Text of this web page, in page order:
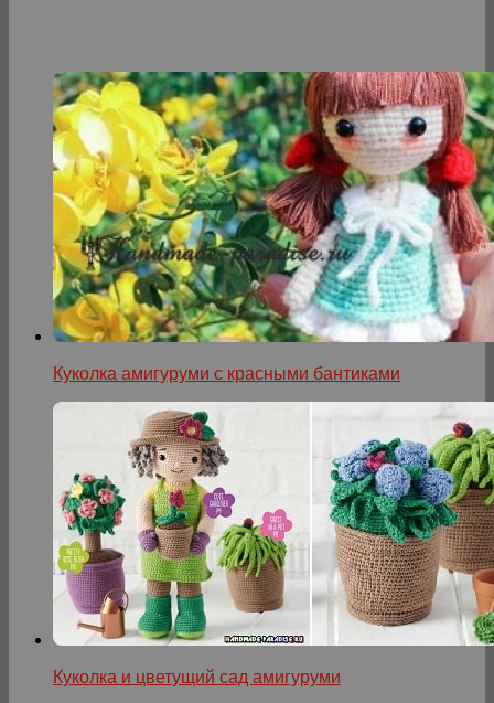
Куколка амигуруми с красными бантиками
Куколка и цветущий сад амигуруми